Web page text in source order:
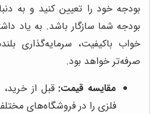
بودجه خود را تعیین کنید و به
بودجه شما سازگار باشد. به یاد
خواب باکیفیت، سرمایه‌گذاری
صرفه‌تر خواهد بود.
مقایسه قیمت: قبل از
فلزی را در فروشگاه‌های